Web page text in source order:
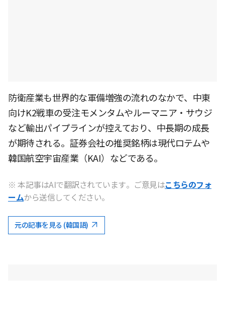
防衛産業も世界的な軍備増強の流れのなかで、中東
向けK2戦車の受注モメンタムやルーマニア・サウジ
など輸出パイプラインが控えており、中長期の成長
が期待される。証券会社の推奨銘柄は現代ロテムや
韓国航空宇宙産業（KAI）などである。
※ 本記事はAIで翻訳されています。ご意見はこちらのフォ
ームから送信してください。
元の記事を見る (韓国語)